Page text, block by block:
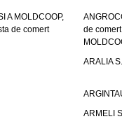
A MOLDCOOP,
de comert
de
ARALIA
ARMELI